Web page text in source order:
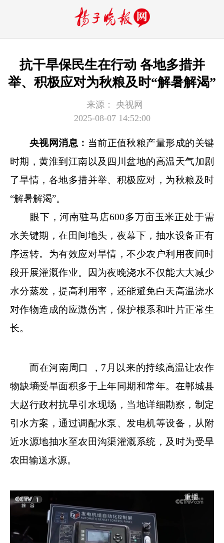
抗干旱保民生在行动 各地多措并
举、积极应对为秋粮及时“解暑解渴”
来源：
央视网
2025-08-07 14:52:00
央视网消息： 当前正值秋粮产量形成的关键
时期，黄淮到江南以及四川盆地的高温天气加剧
了旱情，各地多措并举、积极应对，为秋粮及时
“解暑解渴”。
眼下，河南驻马店600多万亩玉米正处于需
水关键期，在田间地头，夜幕下，抽水设备正有
序运转。为有效应对旱情，不少农户利用夜间时
段开展灌溉作业。因为夜晚浇水不仅能大大减少
水分蒸发，提高利用率，还能避免白天高温浇水
对作物造成的应激伤害，保护根系和叶片正常生
长。
而在河南周口 ，7月以来的持续高温让农作
物缺墒受旱面积多于上年同期和常年。在郸城县
大赵行政村抗旱引水现场，当地详细勘察，制定
引水方案，通过调配水泵、发电机等设备，从附
近水源地抽水至农田沟渠灌溉系统，及时为受旱
农田输送水源。